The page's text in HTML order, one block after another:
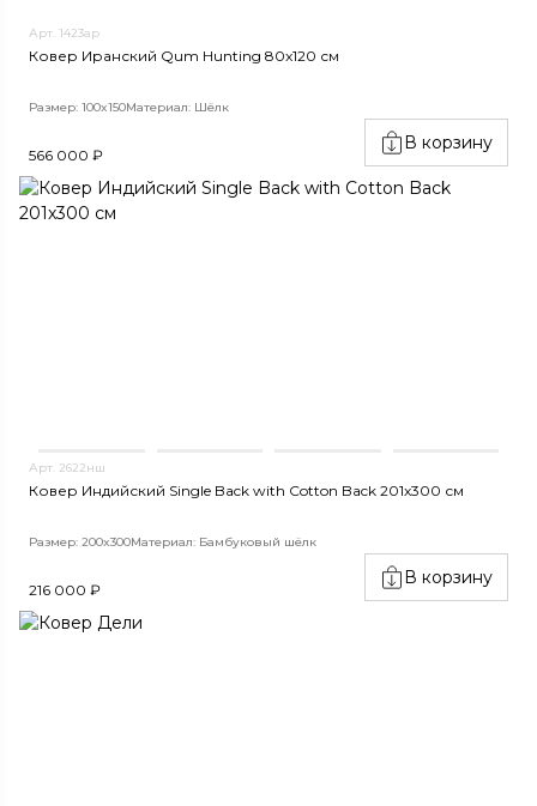
Арт. 1423ар
Ковер Иранский Qum Hunting 80x120 см
Размер: 100x150Материал: Шёлк
566 000 ₽
В корзину
Арт. 2622нш
Ковер Индийский Single Back with Cotton Back 201x300 см
Размер: 200x300Материал: Бамбуковый шёлк
216 000 ₽
В корзину